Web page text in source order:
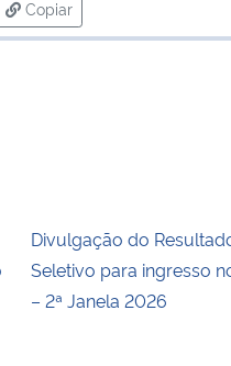
Copiar
para área de transferência
Divulgação do
Seletivo para ingresso
– 2ª Janela 2026